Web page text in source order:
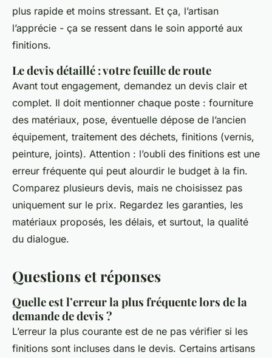
plus rapide et moins stressant. Et ça, l’artisan
l’apprécie - ça se ressent dans le soin apporté aux
finitions.
Le devis détaillé : votre feuille de route
Avant tout engagement, demandez un devis clair et
complet. Il doit mentionner chaque poste : fourniture
des matériaux, pose, éventuelle dépose de l’ancien
équipement, traitement des déchets, finitions (vernis,
peinture, joints). Attention : l’oubli des finitions est une
erreur fréquente qui peut alourdir le budget à la fin.
Comparez plusieurs devis, mais ne choisissez pas
uniquement sur le prix. Regardez les garanties, les
matériaux proposés, les délais, et surtout, la qualité
du dialogue.
Questions et réponses
Quelle est l’erreur la plus fréquente lors de la
demande de devis ?
L’erreur la plus courante est de ne pas vérifier si les
finitions sont incluses dans le devis. Certains artisans